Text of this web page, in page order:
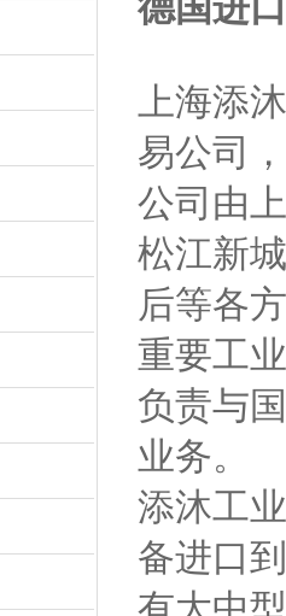
上海添
易公司
公司由
松江新
后等各
重要工
负责与
业务。
添沐工
备进口